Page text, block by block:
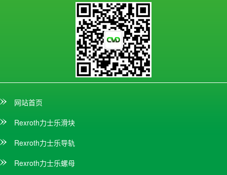
网站首页
Rexroth力士乐滑块
Rexroth力士乐导轨
Rexroth力士乐螺母